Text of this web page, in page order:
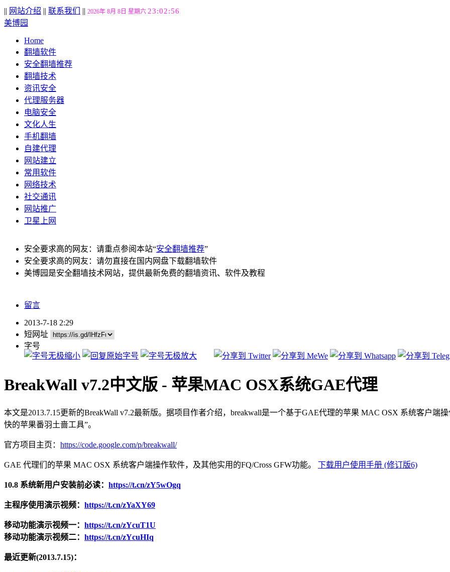
|| 网站介绍 || 联系我们 || 2026年 8月 8日 星期六 23:02:57
美博园
Home
翻墙软件
安全翻墙推荐
翻墙技术
资讯安全
代理服务器
电脑安全
文化人生
手机翻墙
自建代理
网站建立
常用软件
网络技术
社交通讯
网站推广
卫星上网
安全要求高的网友：请重点参阅本站“安全翻墙推荐”
安全要求高的网友：请勿直接在国内网盘下载翻墙软件
美博园是安全翻墙技术网站，提供最新免费的翻墙资讯、软件及教程
留言
2013-7-18 2:29
短网址
字号
BreakWall v7.2中文版 - 苹果MAC OSX系统GAE代理
本文是2013.7.15更新的BreakWall v7.2最新版。据项目作者介绍，breakwall是一个基于GAE代理的苹果 MAC OSX 系统客户端
快的苹果番羽土啬工具”。
官方项目主页： https://code.google.com/p/breakwall/
GAE 代理们的苹果 MAC OSX 系统客户端操作软件，及其他实用的FQ/Cross GFW功能。 下载用户使用手册 (修订版6)
10.8 系统新用户安装前必读： https://t.cn/zY5wOgq
主程序使用演示视频： https://t.cn/zYaXY69
移动功能演示视频一： https://t.cn/zYcuT1U
移动功能演示视频二： https://t.cn/zYcuHIq
最近更新(2013.7.15)：